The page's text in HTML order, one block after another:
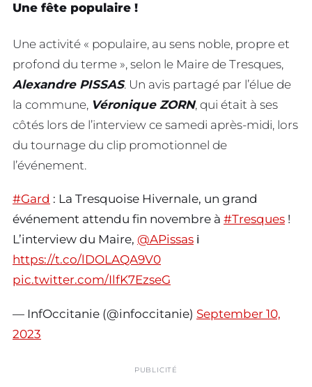
Une fête populaire !
Une activité « populaire, au sens noble, propre et
profond du terme », selon le Maire de Tresques,
Alexandre PISSAS. Un avis partagé par l’élue de
la commune, Véronique ZORN, qui était à ses
côtés lors de l’interview ce samedi après-midi, lors
du tournage du clip promotionnel de
l’événement.
#Gard : La Tresquoise Hivernale, un grand
événement attendu fin novembre à #Tresques !
L’interview du Maire, @APissas ℹ️
https://t.co/lDOLAQA9V0
pic.twitter.com/IlfK7EzseG
— InfOccitanie (@infoccitanie) September 10,
2023
PUBLICITÉ